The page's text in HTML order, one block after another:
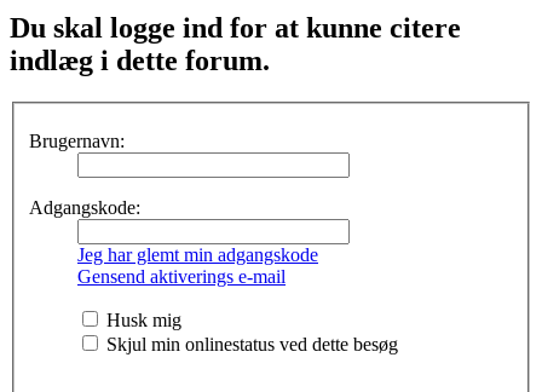
Du skal logge ind for at kunne citere
indlæg i dette forum.
Brugernavn:
Adgangskode:
Jeg har glemt min adgangskode
Gensend aktiverings e-mail
Husk mig
Skjul min onlinestatus ved dette besøg